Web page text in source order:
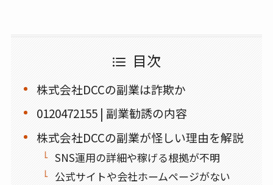
目次
株式会社DCCの副業は詐欺か
0120472155 | 副業勧誘の内容
株式会社DCCの副業が怪しい理由を解説
SNS運用の詳細や稼げる根拠が不明
公式サイトや会社ホームページがない